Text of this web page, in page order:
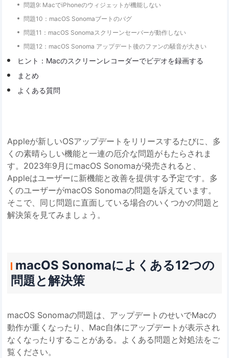
問題9: MacでiPhoneのウィジェットが機能しない
問題10：macOS Sonomaブートのバグ
問題11：macOS Sonomaスクリーンセーバーが動作しない
問題12：macOS Sonoma アップデート後のファンの騒音が大きい
ヒント：Macのスクリーンレコーダーでビデオを録画する
まとめ
よくある質問
Appleが新しいOSアップデートをリリースするたびに、多
くの素晴らしい機能と一連の厄介な問題がもたらされま
す。2023年9月にmacOS Sonomaが発売されると、
Appleはユーザーに新機能と改善を提供する予定です。多
くのユーザーがmacOS Sonomaの問題を訴えています。
そこで、同じ問題に直面している場合のいくつかの問題と
解決策を見てみましょう。
macOS Sonomaによくある12つの
問題と解決策
macOS Sonomaの問題は、アップデートのせいでMacの
動作が重くなったり、Mac自体にアップデートが表示され
なくなったりすることがある。よくある問題と対処法をご
覧ください。